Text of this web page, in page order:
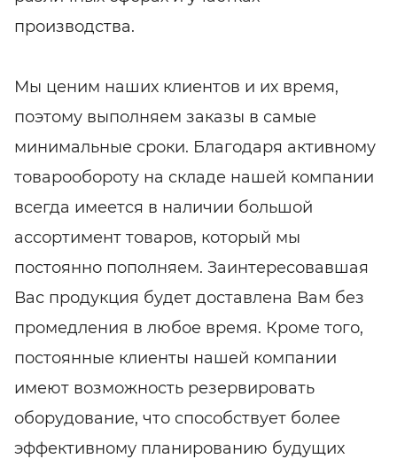
производства.
Мы ценим наших клиентов и их время,
поэтому выполняем заказы в самые
минимальные сроки. Благодаря активному
товарообороту на складе нашей компании
всегда имеется в наличии большой
ассортимент товаров, который мы
постоянно пополняем. Заинтересовавшая
Вас продукция будет доставлена Вам без
промедления в любое время. Кроме того,
постоянные клиенты нашей компании
имеют возможность резервировать
оборудование, что способствует более
эффективному планированию будущих